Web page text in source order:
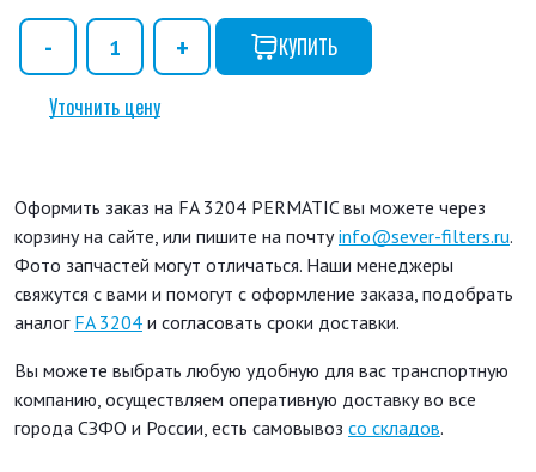
КУПИТЬ
Уточнить цену
Оформить заказ на FA 3204 PERMATIC вы можете через
корзину на сайте, или пишите на почтуinfo@sever-filters.ru.
Фото запчастей могут отличаться. Наши менеджеры
свяжутся с вами и помогут с оформление заказа, подобрать
аналог FA 3204 и согласовать сроки доставки.
Вы можете выбрать любую удобную для вас транспортную
компанию, осуществляем оперативную доставку во все
города СЗФО и России, есть самовывоз со складов.